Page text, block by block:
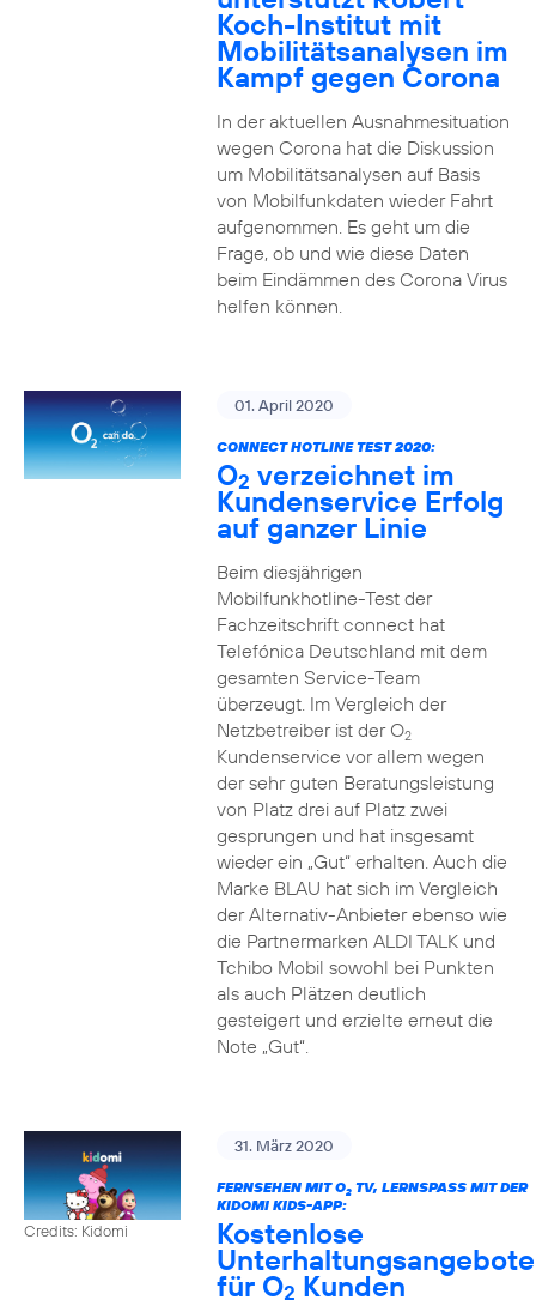
Koch-Institut mit
Mobilitätsanalysen im
Kampf gegen Corona
In der aktuellen Ausnahmesituation
wegen Corona hat die Diskussion
um Mobilitätsanalysen auf Basis
von Mobilfunkdaten wieder Fahrt
aufgenommen. Es geht um die
Frage, ob und wie diese Daten
beim Eindämmen des Corona Virus
helfen können.
01. April 2020
CONNECT HOTLINE TEST 2020:
O2 verzeichnet im
Kundenservice Erfolg
auf ganzer Linie
Beim diesjährigen
Mobilfunkhotline-Test der
Fachzeitschrift connect hat
Telefónica Deutschland mit dem
gesamten Service-Team
überzeugt. Im Vergleich der
Netzbetreiber ist der O2
Kundenservice vor allem wegen
der sehr guten Beratungsleistung
von Platz drei auf Platz zwei
gesprungen und hat insgesamt
wieder ein „Gut“ erhalten. Auch die
Marke BLAU hat sich im Vergleich
der Alternativ-Anbieter ebenso wie
die Partnermarken ALDI TALK und
Tchibo Mobil sowohl bei Punkten
als auch Plätzen deutlich
gesteigert und erzielte erneut die
Note „Gut“.
Credits: Kidomi
31. März 2020
FERNSEHEN MIT O2TV, LERNSPASS MIT DER K
IDOMI KIDS-APP:
Kostenlose
Unterhaltungsangebote
für O2 Kunden